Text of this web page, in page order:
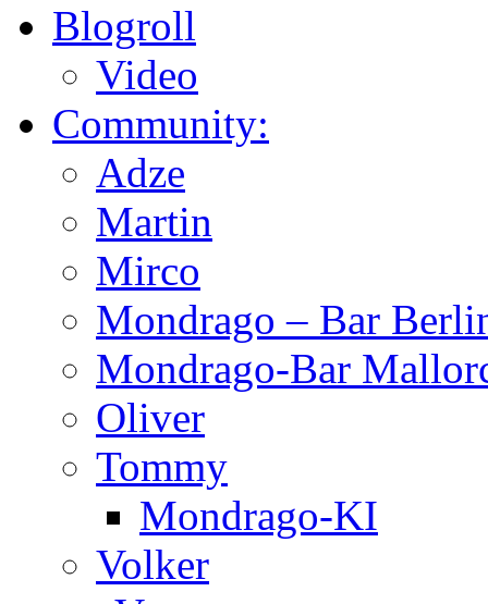
Blogroll
Video
Community:
Adze
Martin
Mirco
Mondrago – Bar
Mondrago-Bar
Oliver
Tommy
Mondrago-KI
Volker